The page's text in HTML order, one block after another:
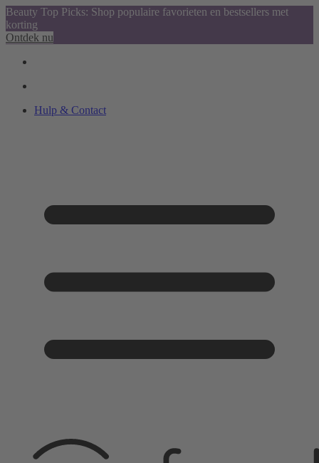
Beauty Top Picks: Shop populaire favorieten en bestsellers met
korting
Ontdek nu
Hulp & Contact